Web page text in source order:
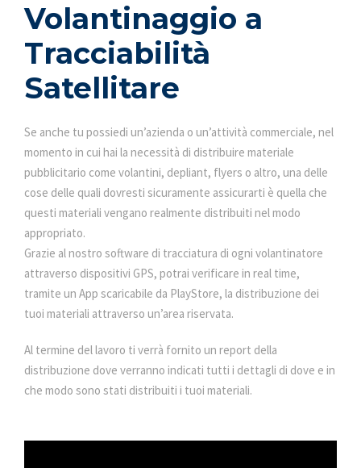
Volantinaggio a
Tracciabilità
Satellitare
Se anche tu possiedi un’azienda o un’attività commerciale, nel
momento in cui hai la necessità di distribuire materiale
pubblicitario come volantini, depliant, flyers o altro, una delle
cose delle quali dovresti sicuramente assicurarti è quella che
questi materiali vengano realmente distribuiti nel modo
appropriato.
Grazie al nostro software di tracciatura di ogni volantinatore
attraverso dispositivi GPS, potrai verificare in real time,
tramite un App scaricabile da PlayStore, la distribuzione dei
tuoi materiali attraverso un’area riservata.
Al termine del lavoro ti verrà fornito un report della
distribuzione dove verranno indicati tutti i dettagli di dove e in
che modo sono stati distribuiti i tuoi materiali.